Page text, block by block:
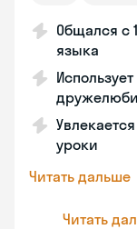
Общался с
языка
уроки
Читать дальше
Читать